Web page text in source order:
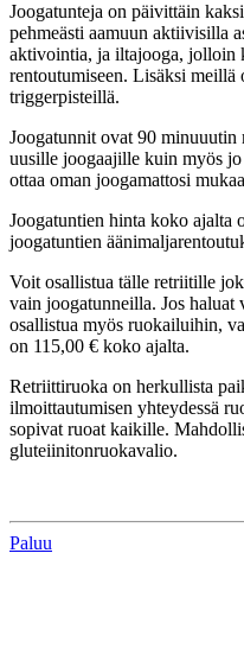
Joogatunteja on päivittäin
pehmeästi aamuun aktiivisilla
aktivointia, ja iltajooga, jolloin
rentoutumiseen. Lisäksi
triggerpisteillä.
Joogatunnit ovat 90
uusille joogaajille kuin myös
ottaa oman joogamattosi
Joogatuntien hinta koko ajalta
joogatuntien
Voit osallistua tälle retriitille
vain joogatunneilla. Jos haluat
osallistua myös ruokailuihin,
on 115,00 € koko ajalta.
Retriittiruoka on herkullista
ilmoittautumisen yhteydessä
sopivat ruoat kaikille.
gluteiinitonruokavalio.
Paluu